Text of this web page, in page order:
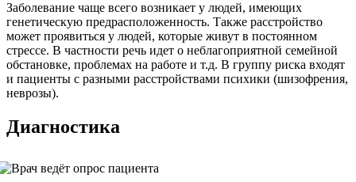
Заболевание чаще всего возникает у людей, имеющих
генетическую предрасположенность. Также расстройство
может проявиться у людей, которые живут в постоянном
стрессе. В частности речь идет о неблагоприятной семейной
обстановке, проблемах на работе и т.д. В группу риска входят
и пациенты с разными расстройствами психики (шизофрения,
неврозы).
Диагностика